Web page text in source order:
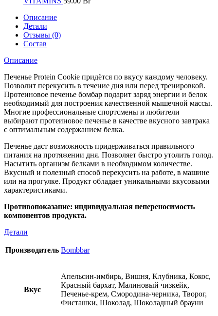
Описание
Детали
Отзывы (0)
Состав
Описание
Печенье Protein Cookie придётся по вкусу каждому человеку.
Позволит перекусить в течение дня или перед тренировкой.
Протеиновое печенье бомбар подарит заряд энергии и белок
необходимый для построения качественной мышечной массы.
Многие профессиональные спортсмены и любители
выбирают протеиновое печенье в качестве вкусного завтрака
с оптимальным содержанием белка.
Печенье даст возможность придерживаться правильного
питания на протяжении дня. Позволяет быстро утолить голод.
Насытить организм белками в необходимом количестве.
Вкусный и полезный способ перекусить на работе, в машине
или на прогулке. Продукт обладает уникальными вкусовыми
характеристиками.
Противопоказание: индивидуальная непереносимость
компонентов продукта.
Детали
Производитель Bombbar
Вкус
Апельсин-имбирь, Вишня, Клубника, Кокос,
Красный бархат, Малиновый чизкейк,
Печенье-крем, Смородина-черника, Творог,
Фисташки, Шоколад, Шоколадный брауни